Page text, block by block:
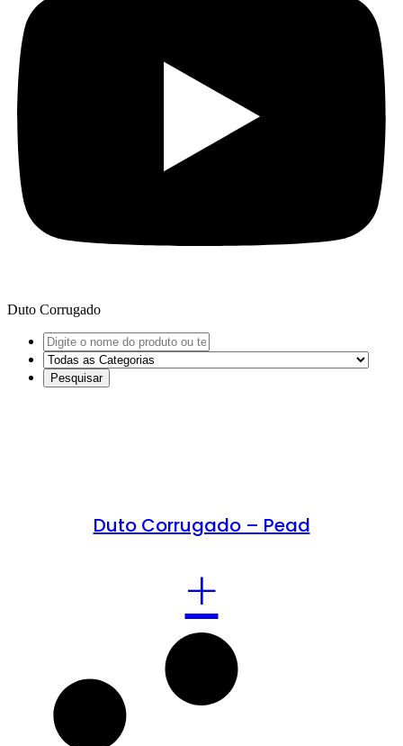
Duto Corrugado
Duto Corrugado – Pead
+